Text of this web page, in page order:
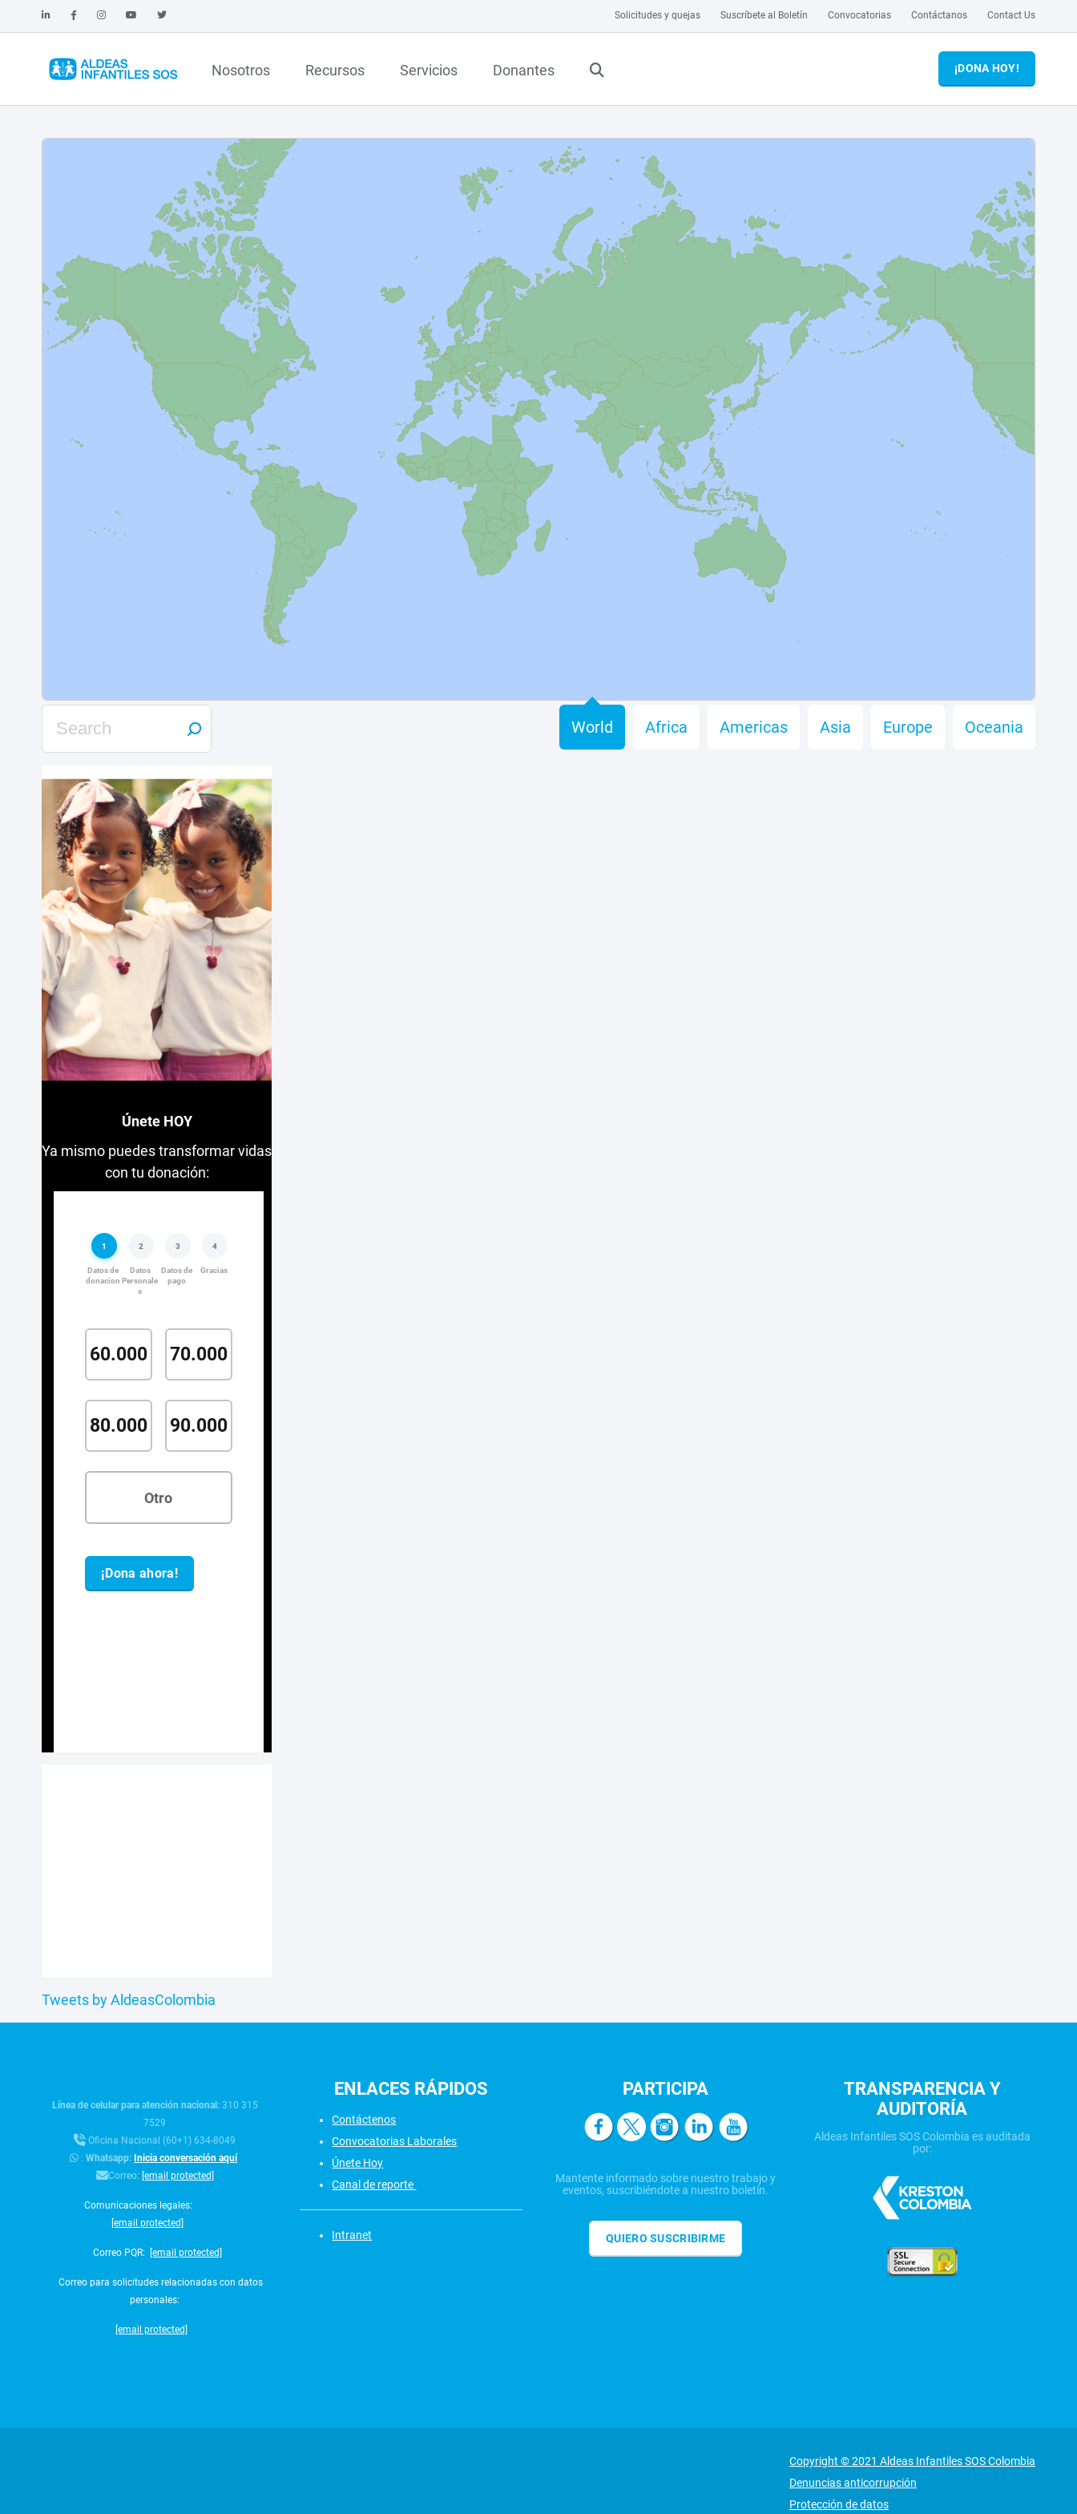
Solicitudes y quejas Suscríbete al Boletín Convocatorias Contáctanos Contact Us
Nosotros Recursos Servicios Donantes ¡DONA HOY!
World Africa Americas Asia Europe Oceania
Únete HOY
Ya mismo puedes transformar vidas
con tu donación:
Tweets by AldeasColombia
Línea de celular para atención nacional: 310 315
7529
Oficina Nacional (60+1) 634-8049
:Whatsapp: Inicia conversación aquí
Correo: [email protected]
Comunicaciones legales:
[email protected]
Correo PQR: [email protected]
Correo para solicitudes relacionadas con datos
personales:
[email protected]
ENLACES RÁPIDOS
Contáctenos
Convocatorias Laborales
Únete Hoy
Canal de reporte
Intranet
PARTICIPA
Mantente informado sobre nuestro trabajo y
eventos, suscribiéndote a nuestro boletín.
QUIERO SUSCRIBIRME
TRANSPARENCIA Y
AUDITORÍA
Aldeas Infantiles SOS Colombia es auditada
por:
Copyright © 2021 Aldeas Infantiles SOS Colombia
Denuncias anticorrupción
Protección de datos